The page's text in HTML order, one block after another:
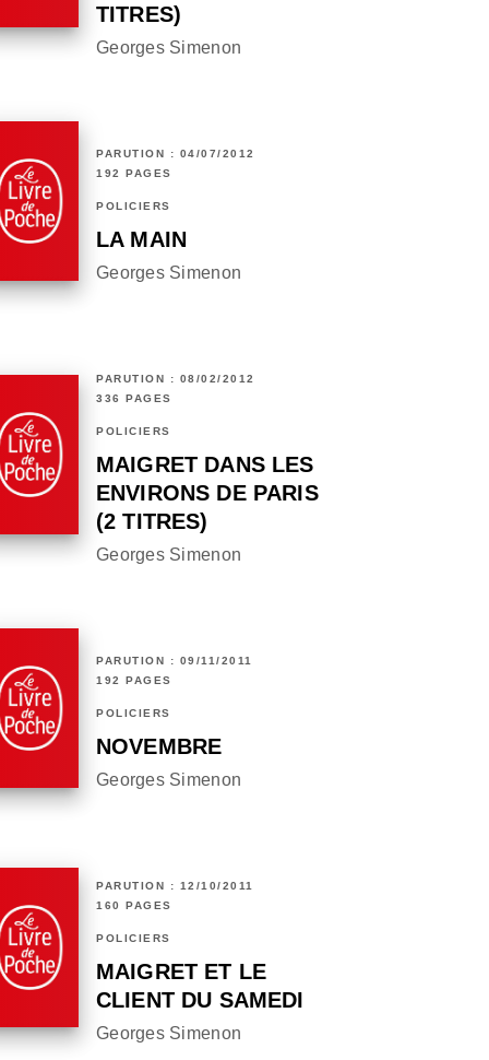
TITRES)
Georges Simenon
PARUTION : 04/07/2012
192 PAGES
POLICIERS
LA MAIN
Georges Simenon
PARUTION : 08/02/2012
336 PAGES
POLICIERS
MAIGRET DANS LES
ENVIRONS DE PARIS
(2 TITRES)
Georges Simenon
PARUTION : 09/11/2011
192 PAGES
POLICIERS
NOVEMBRE
Georges Simenon
PARUTION : 12/10/2011
160 PAGES
POLICIERS
MAIGRET ET LE
CLIENT DU SAMEDI
Georges Simenon